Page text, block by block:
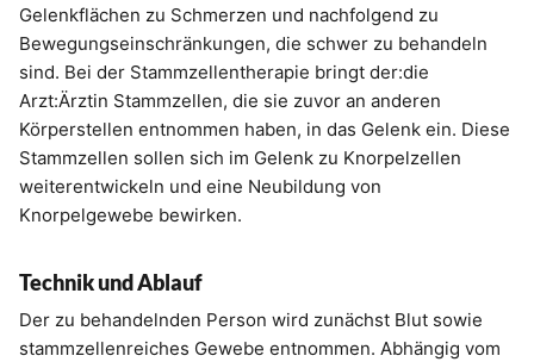
Gelenkflächen zu Schmerzen und nachfolgend zu
Bewegungseinschränkungen, die schwer zu behandeln
sind. Bei der Stammzellentherapie bringt der:die
Arzt:Ärztin Stammzellen, die sie zuvor an anderen
Körperstellen entnommen haben, in das Gelenk ein. Diese
Stammzellen sollen sich im Gelenk zu Knorpelzellen
weiterentwickeln und eine Neubildung von
Knorpelgewebe bewirken.
Technik und Ablauf
Der zu behandelnden Person wird zunächst Blut sowie
stammzellenreiches Gewebe entnommen. Abhängig vom